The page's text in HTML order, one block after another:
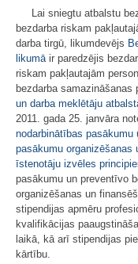
Lai sniegtu atbalstu
bezdarba riskam
darba tirgū, likumdevējs
likumāir paredzējis
riskam pakļautajām
bezdarba
un darba meklētāju
2011. gada 25. janvāra
nodarbinātības pasākumu
pasākumu organizēšanas
īstenotāju izvēles
pasākumu un preventīvo
organizēšanas un
stipendijas apmēru
kvalifikācijas
laikā, kā arī stipendijas
kārtību.